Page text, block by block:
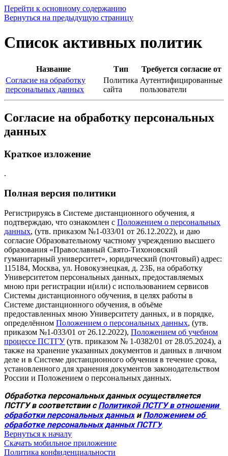
Перейти к основному содержанию
Вернуться на предыдущую страницу
Список активных политик
Название Тип
Требуется согласие от
Согласие на обработку
персональных данных
Политика
сайта
Аутентифицированные
пользователи
Согласие на обработку персональных
данных
Краткое изложение
.
Полная версия политики
Регистрируясь в Системе дистанционного обучения, я
подтверждаю, что ознакомлен с Положением о персональных
данных, (утв. приказом №1-033/01 от 26.12.2022), и даю
согласие Образовательному частному учреждению высшего
образования «Православный Свято-Тихоновский
гуманитарный университет», юридический (почтовый) адрес:
115184, Москва, ул. Новокузнецкая, д. 23Б, на обработку
Университетом персональных данных, предоставляемых
мною при регистрации и(или) с использованием сервисов
Системы дистанционного обучения, в целях работы в
Системе дистанционного обучения, в объёме
предоставленных мною Университету данных, и в порядке,
определённом Положением о персональных данных, (утв.
приказом №1-033/01 от 26.12.2022), Положением об учебном
процессе ПСТГУ(утв. приказом № 1-0382/01 от 28.05.2024), а
также на хранение указанных документов и данных в личном
деле и в Системе дистанционного обучения в течение срока,
установленного для хранения документов законодательством
России и Положением о персональных данных.
Обработка персональных данных осуществляется
ПСТГУ в соответствии с Политикой ПСТГУ в отношении
обработки персональных данных и Положением об
обработке персональных данных ПСТГУ.
Вернуться к началу
Скачать мобильное приложение
Политика конфиденциальности